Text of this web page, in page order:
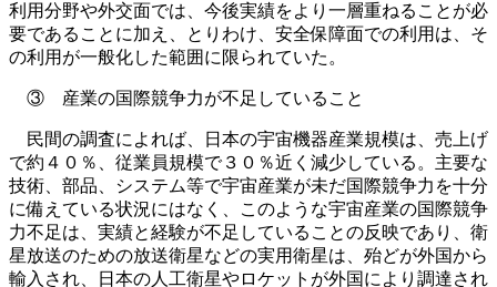
利用分野や外交面では、今後実績をより一層重ねることが必
要であることに加え、とりわけ、安全保障面での利用は、そ
の利用が一般化した範囲に限られていた。
③ 産業の国際競争力が不足していること
民間の調査によれば、日本の宇宙機器産業規模は、売上げ
で約４０％、従業員規模で３０％近く減少している。主要な
技術、部品、システム等で宇宙産業が未だ国際競争力を十分
に備えている状況にはなく、このような宇宙産業の国際競争
力不足は、実績と経験が不足していることの反映であり、衛
星放送のための放送衛星などの実用衛星は、殆どが外国から
輸入され、日本の人工衛星やロケットが外国により調達され